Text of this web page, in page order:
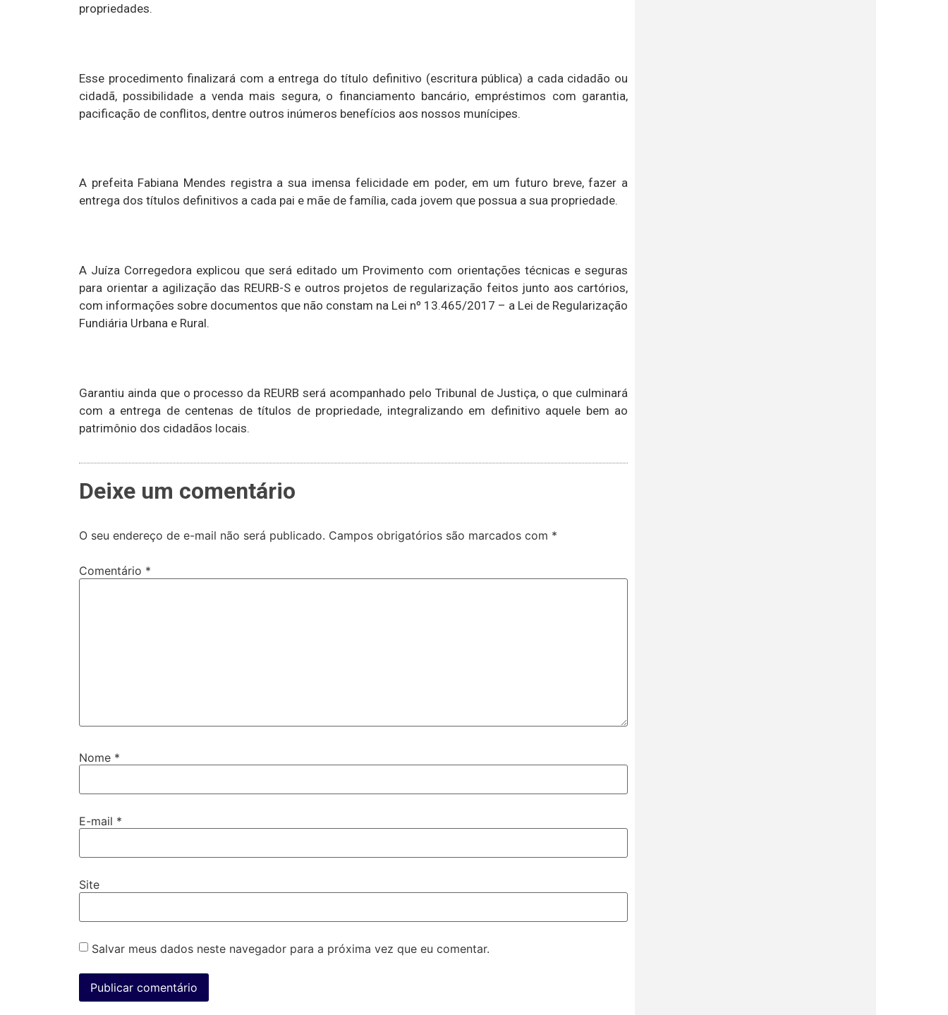
propriedades.
Esse procedimento finalizará com a entrega do título definitivo (escritura pública) a cada cidadão ou
cidadã, possibilidade a venda mais segura, o financiamento bancário, empréstimos com garantia,
pacificação de conflitos, dentre outros inúmeros benefícios aos nossos munícipes.
A prefeita Fabiana Mendes registra a sua imensa felicidade em poder, em um futuro breve, fazer a
entrega dos títulos definitivos a cada pai e mãe de família, cada jovem que possua a sua propriedade.
A Juíza Corregedora explicou que será editado um Provimento com orientações técnicas e seguras
para orientar a agilização das REURB-S e outros projetos de regularização feitos junto aos cartórios,
com informações sobre documentos que não constam na Lei nº 13.465/2017 – a Lei de Regularização
Fundiária Urbana e Rural.
Garantiu ainda que o processo da REURB será acompanhado pelo Tribunal de Justiça, o que culminará
com a entrega de centenas de títulos de propriedade, integralizando em definitivo aquele bem ao
patrimônio dos cidadãos locais.
Deixe um comentário
O seu endereço de e-mail não será publicado. Campos obrigatórios são marcados com *
Comentário *
Nome *
E-mail *
Site
Salvar meus dados neste navegador para a próxima vez que eu comentar.